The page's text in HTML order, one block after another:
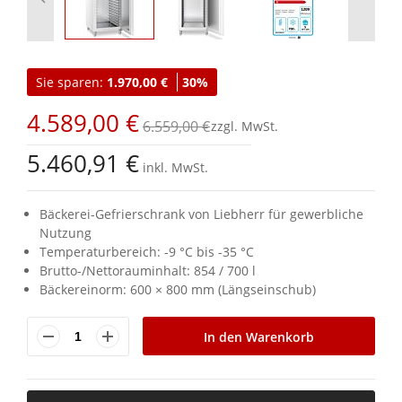
Anfang
der
springen
Sie sparen: 1.970,00 € 30%
4.589,00 €6.559,00 €
5.460,91 € inkl. MwSt.
Bäckerei-Gefrierschrank von Liebherr für gewerbliche
Nutzung
Temperaturbereich: -9 °C bis -35 °C
Brutto-/Nettorauminhalt: 854 / 700 l
Bäckereinorm: 600 × 800 mm (Längseinschub)
In den Warenkorb